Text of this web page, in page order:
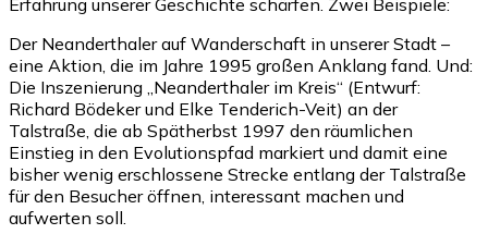
Erfahrung unserer Geschichte schärfen. Zwei Beispiele:
Der Neanderthaler auf Wanderschaft in unserer Stadt –
eine Aktion, die im Jahre 1995 großen Anklang fand. Und:
Die Inszenierung „Neanderthaler im Kreis“ (Entwurf:
Richard Bödeker und Elke Tenderich-Veit) an der
Talstraße, die ab Spätherbst 1997 den räumlichen
Einstieg in den Evolutionspfad markiert und damit eine
bisher wenig erschlossene Strecke entlang der Talstraße
für den Besucher öffnen, interessant machen und
aufwerten soll.